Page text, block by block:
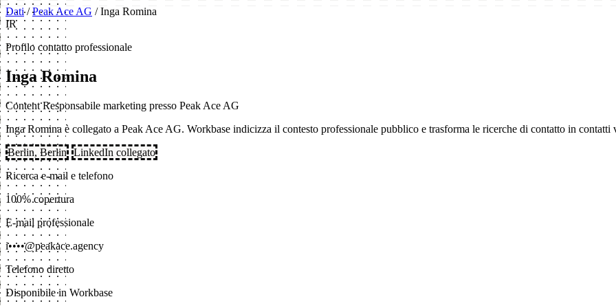
Dati / Peak Ace AG / Inga Romina
IR
Profilo contatto professionale
Inga Romina
Content Responsabile marketing presso Peak Ace AG
Inga Romina è collegato a Peak Ace AG. Workbase indicizza il contesto professionale pubblico e trasforma le ricerche di contatto in contatti
Berlin, Berlin
LinkedIn collegato
Ricerca e-mail e telefono
100% copertura
E-mail professionale
i••••@peakace.agency
Telefono diretto
Disponibile in Workbase